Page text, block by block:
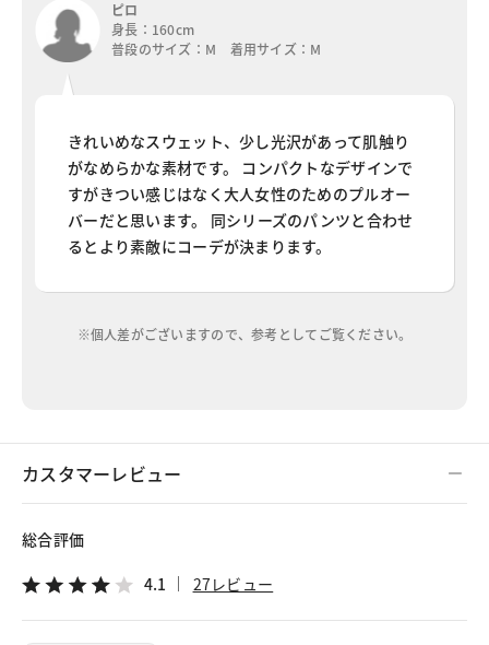
ピロ
身長：160cm
普段のサイズ：M 着用サイズ：M
きれいめなスウェット、少し光沢があって肌触り
がなめらかな素材です。 コンパクトなデザインで
すがきつい感じはなく大人女性のためのプルオー
バーだと思います。 同シリーズのパンツと合わせ
るとより素敵にコーデが決まります。
※個人差がございますので、参考としてご覧ください。
カスタマーレビュー
総合評価
4.1 27レビュー